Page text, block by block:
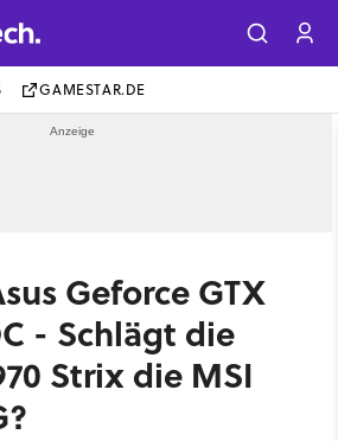
GAMESTAR.DE
Geforce GTX
- Schlägt die
Strix die MSI